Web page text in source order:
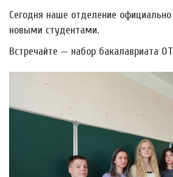
Сегодня наше отделение
новыми студентами.
Встречайте — набор бакалавриата